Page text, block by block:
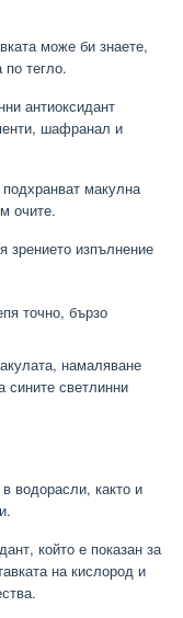
може би знаете,
тегло.
антиоксидант
шафранал и
макулна
очите.
зрението изпълнение
точно, бързо
намаляване
сините светлинни
водорасли, както и
който е показан за
на кислород и